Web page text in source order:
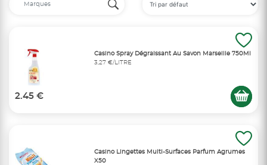
Casino Spray Dégraissant Au Savon Marseille 750Ml
3,27 €/LITRE
2.45 €
Casino Lingettes Multi-Surfaces Parfum Agrumes
X50